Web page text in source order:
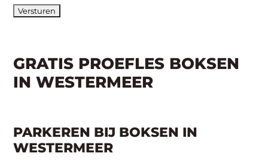
GRATIS PROEFLES BOKSEN
IN WESTERMEER
PARKEREN BIJ BOKSEN IN
WESTERMEER